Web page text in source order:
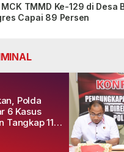
TMMD Ke-129 di Desa
Capai 89 Persen
Polda
6 Kasus
Tangkap 11